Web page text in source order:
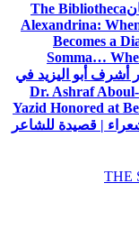
The Bibliotheca
Alexandrina:
Becomes a
Somma…
أشرف أبو اليزيد في
Dr. Ashraf Aboul-
Yazid Honored at
| قصيدة للشاعر